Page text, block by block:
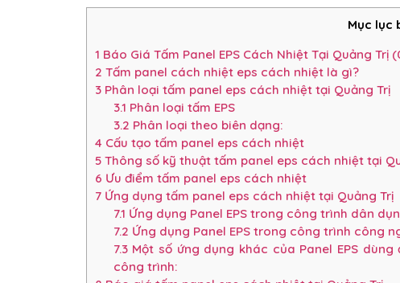
Mục lục
1 Báo Giá Tấm Panel EPS Cách Nhiệt Tại Quảng Trị
2 Tấm panel cách nhiệt eps cách nhiệt là gì?
3 Phân loại tấm panel eps cách nhiệt tại Quảng Trị
3.1 Phân loại tấm EPS
3.2 Phân loại theo biên dạng:
4 Cấu tạo tấm panel eps cách nhiệt
5 Thông số kỹ thuật tấm panel eps cách nhiệt tại
6 Ưu điểm tấm panel eps cách nhiệt
7 Ứng dụng tấm panel eps cách nhiệt tại Quảng Trị
7.1 Ứng dụng Panel EPS trong công trình dân
7.2 Ứng dụng Panel EPS trong công trình công
7.3Một số ứng dụng khác của Panel EPS
công trình: